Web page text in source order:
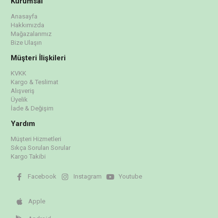
Anasayfa
Hakkımızda
Mağazalarımız
Bize Ulaşın
Müşteri İlişkileri
KVKK
Kargo & Teslimat
Alışveriş
Üyelik
İade & Değişim
Yardım
Müşteri Hizmetleri
Sıkça Sorulan Sorular
Kargo Takibi
Facebook Instagram Youtube
Apple